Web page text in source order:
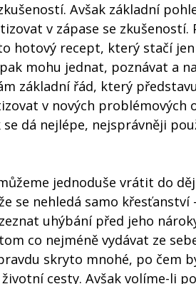
Avšak základní
v zápase se
hotový recept, který stačí
mohu jednat, poznávat a
základní řád, který
v nových problémových
dá nejlépe, nejsprávněji
jednoduše vrátit do
se nehledá samo
uhýbání před jeho
co nejméně vydávat ze
skryto mnohé, po čem
cesty. Avšak volíme-li